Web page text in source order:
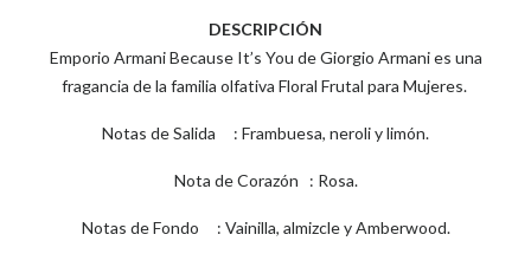
DESCRIPCIÓN
Emporio Armani Because It’s You de Giorgio Armani es una
fragancia de la familia olfativa Floral Frutal para Mujeres.
Notas de Salida : Frambuesa, neroli y limón.
Nota de Corazón : Rosa.
Notas de Fondo : Vainilla, almizcle y Amberwood.